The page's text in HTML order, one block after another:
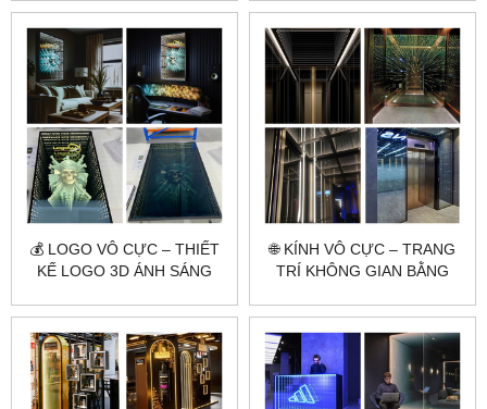
CITYBUILDING
GỐC
💰 LOGO VÔ CỰC – THIẾT
KẾ LOGO 3D ÁNH SÁNG
NHÌN
🌐 KÍNH VÔ CỰC – TRANG
TRÍ KHÔNG GIAN BẰNG